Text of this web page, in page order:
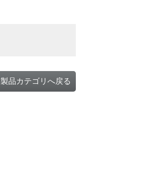
製品カテゴリへ戻る